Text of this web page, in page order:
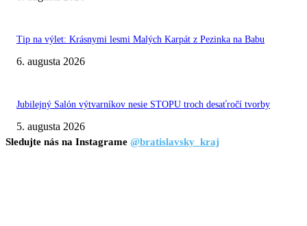
Tip na výlet: Krásnymi lesmi Malých Karpát z Pezinka na Babu
6. augusta 2026
Jubilejný Salón výtvarníkov nesie STOPU troch desaťročí tvorby
5. augusta 2026
Sledujte nás na Instagrame @bratislavsky_kraj